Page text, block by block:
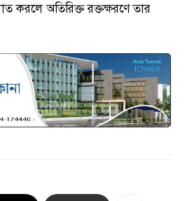
করলে অতিরিক্ত রক্তক্ষরণে তার